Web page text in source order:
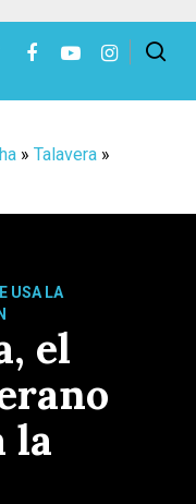
» Talavera »
USA LA
el
la